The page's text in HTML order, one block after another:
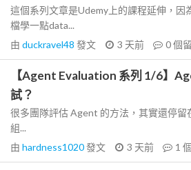
這個系列文章是Udemy上的課程延伸，因
檔學一點data...
由 duckravel48 發文 3 天前 0個
【Agent Evaluation 系列 1/6】
試？
很多團隊評估 Agent 的方法，其實還停
組...
由 hardness1020發文 3 天前 1